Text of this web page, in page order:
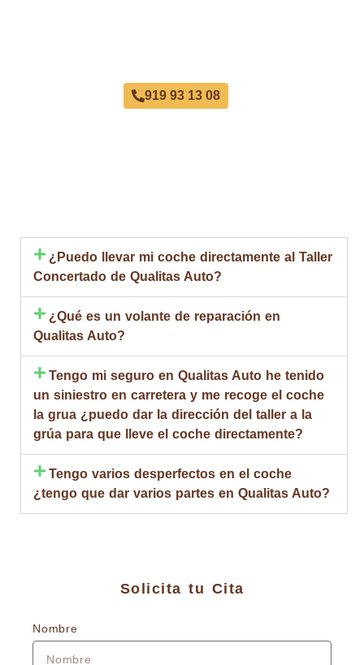
919 93 13 08
¿Puedo llevar mi coche directamente al Taller
Concertado de Qualitas Auto?
¿Qué es un volante de reparación en
Qualitas Auto?
Tengo mi seguro en Qualitas Auto he tenido
un siniestro en carretera y me recoge el coche
la grua ¿puedo dar la dirección del taller a la
grúa para que lleve el coche directamente?
Tengo varios desperfectos en el coche
¿tengo que dar varios partes en Qualitas Auto?
Solicita tu Cita
Nombre